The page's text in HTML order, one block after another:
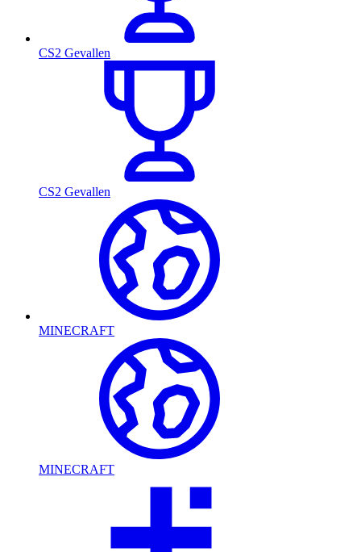
CS2 Gevallen
CS2 Gevallen
MINECRAFT
MINECRAFT